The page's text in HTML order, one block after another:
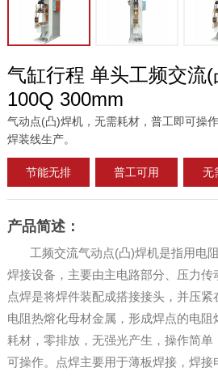
气缸行程 单头工频交流
100Q 300mm
气动点(凸)焊机，无需耗材，普工即可操
焊装线生产。
节能无排 普工可用 无
产品简述：
工频交流气动点(凸)焊机是指用电
焊接设备，主要由主电路部分、压力传
点焊是将焊件装配成搭接接头，并压
电阻热熔化母材金属，形成焊点的电
耗材，零排放，无强光产生，操作简单
可操作。点焊主要用于薄板焊接，焊